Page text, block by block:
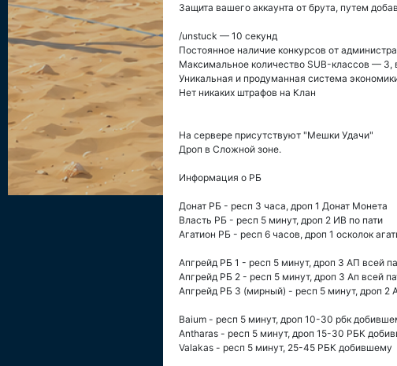
Защита вашего аккаунта от брута, путем
/unstuck — 10 секунд
Постоянное наличие конкурсов от
Максимальное количество SUB-классов — 3,
Уникальная и продуманная система
Нет никаких штрафов на Клан
На сервере присутствуют "Мешки Удачи"
Дроп в Сложной зоне.
Информация о РБ
Донат РБ - респ 3 часа, дроп 1 Донат Монета
Власть РБ - респ 5 минут, дроп 2 ИВ по пати
Агатион РБ - респ 6 часов, дроп 1 осколок
Апгрейд РБ 1 - респ 5 минут, дроп 3 АП всей
Апгрейд РБ 2 - респ 5 минут, дроп 3 Ап всей
Апгрейд РБ 3 (мирный) - респ 5 минут, дроп 2
Baium - респ 5 минут, дроп 10-30 рбк
Antharas - респ 5 минут, дроп 15-30 РБК
Valakas - респ 5 минут, 25-45 РБК добившему